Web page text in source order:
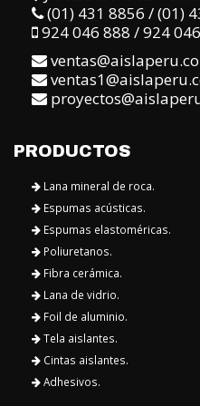
(01) 431 8856 / (01)
924 046 888 / 924
PRODUCTOS
Lana mineral de roca.
Espumas acústicas.
Espumas elastoméricas.
Poliuretanos.
Fibra cerámica.
Lana de vidrio.
Foil de aluminio.
Tela aislantes.
Cintas aislantes.
Adhesivos.